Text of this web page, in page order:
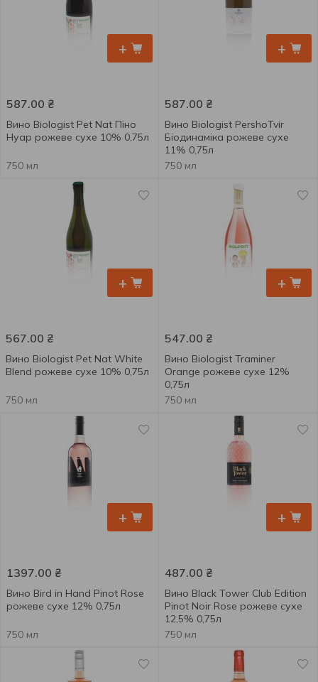
+
587.00 ₴
Вино Biologist Pet Nat Піно
Нуар рожеве сухе 10% 0,75л
750 мл
+
587.00 ₴
Вино Biologist PershoTvir
Біодинаміка рожеве сухе
11% 0,75л
750 мл
+
567.00 ₴
Вино Biologist Pet Nat White
Blend рожеве сухе 10% 0,75л
750 мл
+
547.00 ₴
Вино Biologist Traminer
Orange рожеве сухе 12%
0,75л
750 мл
+
1397.00 ₴
Вино Bird in Hand Pinot Rose
рожеве сухе 12% 0,75л
750 мл
+
487.00 ₴
Вино Black Tower Club Edition
Pinot Noir Rose рожеве сухе
12,5% 0,75л
750 мл